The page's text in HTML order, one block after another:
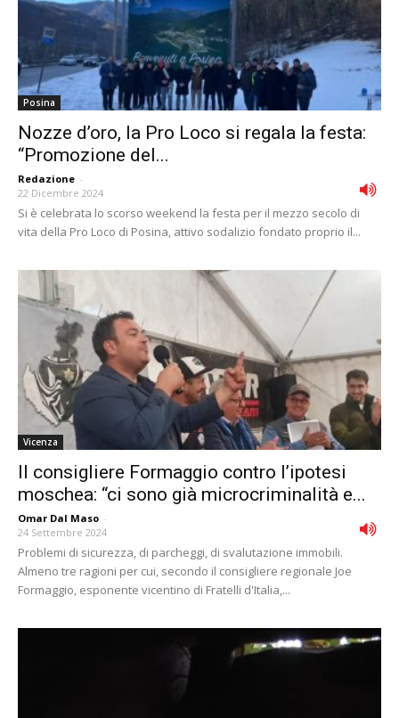
Posina
Nozze d’oro, la Pro Loco si regala la festa:
“Promozione del...
Redazione -
22 Dicembre 2024
Si è celebrata lo scorso weekend la festa per il mezzo secolo di
vita della Pro Loco di Posina, attivo sodalizio fondato proprio il...
Vicenza
Il consigliere Formaggio contro l’ipotesi
moschea: “ci sono già microcriminalità e...
Omar Dal Maso -
24 Settembre 2024
Problemi di sicurezza, di parcheggi, di svalutazione immobili.
Almeno tre ragioni per cui, secondo il consigliere regionale Joe
Formaggio, esponente vicentino di Fratelli d'Italia,...